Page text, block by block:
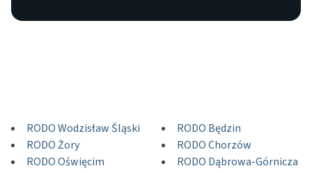
RODO Wodzisław Śląski
RODO Żory
RODO Oświęcim
RODO Będzin
RODO Chorzów
RODO Dąbrowa-Górnicza